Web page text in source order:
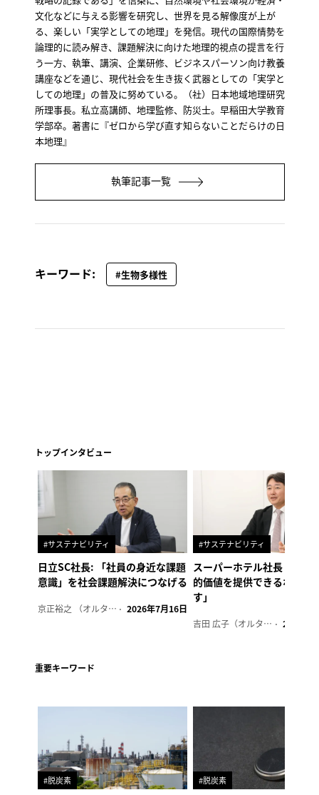
文化などに与える影響を研究し、世界を見る解像度が上が
る、楽しい「実学としての地理」を発信。現代の国際情勢を
論理的に読み解き、課題解決に向けた地理的視点の提言を行
う一方、執筆、講演、企業研修、ビジネスパーソン向け教養
講座などを通じ、現代社会を生き抜く武器としての「実学と
しての地理」の普及に努めている。（社）日本地域地理研究
所理事長。私立高講師、地理監修、防災士。早稲田大学教育
学部卒。著書に『ゼロから学び直す知らないことだらけの日
本地理』
執筆記事一覧
キーワード: #生物多様性
トップインタビュー
#サステナビリティ
日立SC社長: 「社員の身近な課題
意識」を社会課題解決につなげる
京正裕之 （オルタナ副編集長） 2026年7月16日
#サステナビリティ
スーパーホテル社長「地域
的価値を提供できるホテル
す」
吉田 広子（オルタナ輪番編集長） 2026年6
重要キーワード
#脱炭素 #脱炭素